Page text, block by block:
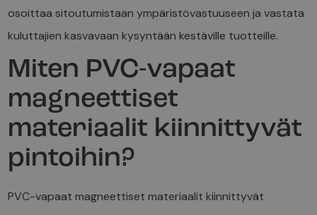
osoittaa sitoutumistaan ympäristövastuuseen ja vastata
kuluttajien kasvavaan kysyntään kestäville tuotteille.
Miten PVC-vapaat
magneettiset
materiaalit kiinnittyvät
pintoihin?
PVC-vapaat magneettiset materiaalit kiinnittyvät